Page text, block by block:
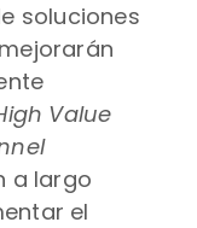
soluciones
Value
a largo
el